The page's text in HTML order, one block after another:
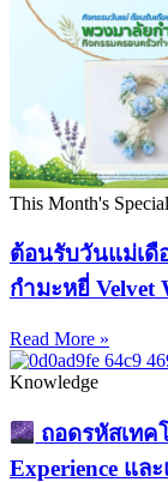
This Month's
ต้อนรับวันแม่เดื
กำมะหยี่ Velvet
Read More »
Knowledge
ถอดรหัสเทค
Experience แล